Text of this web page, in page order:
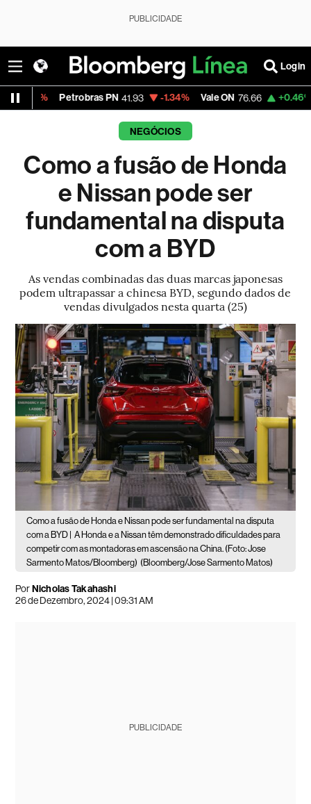
PUBLICIDADE
Login
Petrobras PN 41.93 -1.34% Vale ON 76.66 +0.46% Itaú PN
NEGÓCIOS
Como a fusão de Honda
e Nissan pode ser
fundamental na disputa
com a BYD
As vendas combinadas das duas marcas japonesas
podem ultrapassar a chinesa BYD, segundo dados de
vendas divulgados nesta quarta (25)
Como a fusão de Honda e Nissan pode ser fundamental na disputa
com a BYD |
A Honda e a Nissan têm demonstrado dificuldades para
competir com as montadoras em ascensão na China. (Foto: Jose
Sarmento Matos/Bloomberg) (Bloomberg/Jose Sarmento Matos)
PorNicholas Takahashi
26 de Dezembro, 2024 | 09:31 AM
PUBLICIDADE